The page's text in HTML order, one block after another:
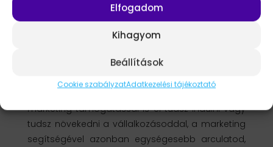
Elfogadom
Kihagyom
Beállítások
Cookie szabályzatAdatkezelési tájékoztató
A saját fejlődési útadon egyedül és egy „kis”
marketing támogatással is el tudsz indulni vagy
tudsz növekedni a vállalkozásoddal, a marketing
segítségével azonban egységesebb arculatod,